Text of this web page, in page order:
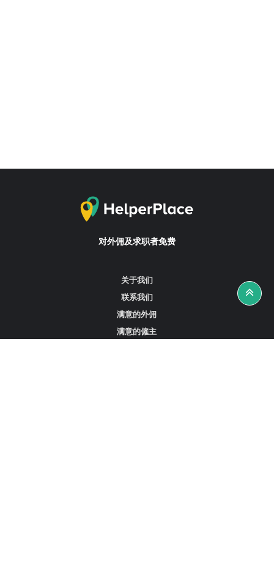
对外佣及求职者免费
关于我们
联系我们
满意的外佣
满意的僱主